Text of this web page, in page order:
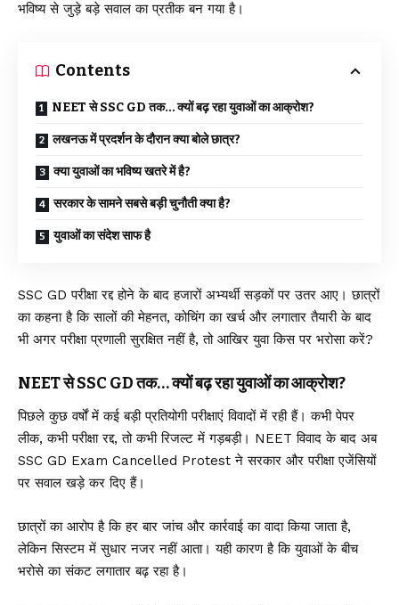
भविष्य से जुड़े बड़े सवाल का प्रतीक बन गया है।
Contents
NEET से SSC GD तक… क्यों बढ़ रहा युवाओं का आक्रोश?
लखनऊ में प्रदर्शन के दौरान क्या बोले छात्र?
क्या युवाओं का भविष्य खतरे में है?
सरकार के सामने सबसे बड़ी चुनौती क्या है?
युवाओं का संदेश साफ है
SSC GD परीक्षा रद्द होने के बाद हजारों अभ्यर्थी सड़कों पर उतर आए। छात्रों
का कहना है कि सालों की मेहनत, कोचिंग का खर्च और लगातार तैयारी के बाद
भी अगर परीक्षा प्रणाली सुरक्षित नहीं है, तो आखिर युवा किस पर भरोसा करें?
NEET से SSC GD तक… क्यों बढ़ रहा युवाओं का आक्रोश?
पिछले कुछ वर्षों में कई बड़ी प्रतियोगी परीक्षाएं विवादों में रही हैं। कभी पेपर
लीक, कभी परीक्षा रद्द, तो कभी रिजल्ट में गड़बड़ी। NEET विवाद के बाद अब
SSC GD Exam Cancelled Protest ने सरकार और परीक्षा एजेंसियों
पर सवाल खड़े कर दिए हैं।
छात्रों का आरोप है कि हर बार जांच और कार्रवाई का वादा किया जाता है,
लेकिन सिस्टम में सुधार नजर नहीं आता। यही कारण है कि युवाओं के बीच
भरोसे का संकट लगातार बढ़ रहा है।